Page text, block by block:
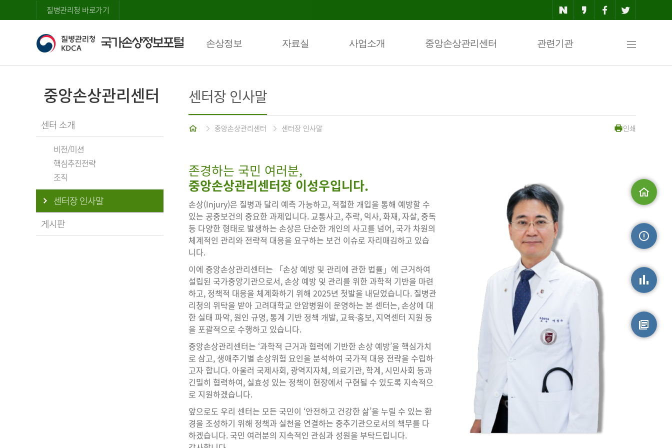
질병관리청 바로가기
손상정보 자료실 사업소개 중앙손상관리센터 관련기관
맵
중앙손상관리센터
센터 소개
비전/미션
핵심추진전략
조직
센터장 인사말
게시판
센터장 인사말
중앙손상관리센터 센터장 인사말 인쇄
존경하는 국민 여러분,
중앙손상관리센터장 이성우입니다.
손상(Injury)은 질병과 달리 예측 가능하고, 적절한 개입을 통해 예방할 수
있는 공중보건의 중요한 과제입니다. 교통사고, 추락, 익사, 화재, 자살, 중독
등 다양한 형태로 발생하는 손상은 단순한 개인의 사고를 넘어, 국가 차원의
체계적인 관리와 전략적 대응을 요구하는 보건 이슈로 자리매김하고 있습
니다.
이에 중앙손상관리센터는 「손상 예방 및 관리에 관한 법률」에 근거하여
설립된 국가중앙기관으로서, 손상 예방 및 관리를 위한 과학적 기반을 마련
하고, 정책적 대응을 체계화하기 위해 2025년 첫발을 내딛었습니다. 질병관
리청의 위탁을 받아 고려대학교 안암병원이 운영하는 본 센터는, 손상에 대
한 실태 파악, 원인 규명, 통계 기반 정책 개발, 교육·홍보, 지역센터 지원 등
을 포괄적으로 수행하고 있습니다.
중앙손상관리센터는 ‘과학적 근거과 협력에 기반한 손상 예방’을 핵심가치
로 삼고, 생애주기별 손상위험 요인을 분석하여 국가적 대응 전략을 수립하
고자 합니다. 아울러 국제사회, 광역지자체, 의료기관, 학계, 시민사회 등과
긴밀히 협력하여, 실효성 있는 정책이 현장에서 구현될 수 있도록 지속적으
로 지원하겠습니다.
앞으로도 우리 센터는 모든 국민이 ‘안전하고 건강한 삶’을 누릴 수 있는 환
경을 조성하기 위해 정책과 실천을 연결하는 중추기관으로서의 책무를 다
하겠습니다. 국민 여러분의 지속적인 관심과 성원을 부탁드립니다.